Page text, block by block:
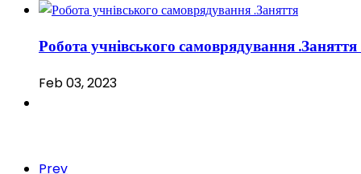
Робота учнівського самоврядування
Feb 03, 2023
Prev